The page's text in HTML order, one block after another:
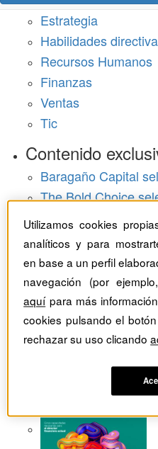
Estrategia
Habilidades
Recursos Humanos
Finanzas
Ventas
Tic
Contenido
Baragaño Capital
The Bold Choice
Top Employers
Hemeroteca
Monográficos
Dossieres
Revistas del mes
Utilizamos cookies
analíticos y para
en base a un perfil
navegación (por
aquípara más
cookies pulsando el
rechazar su uso clicando